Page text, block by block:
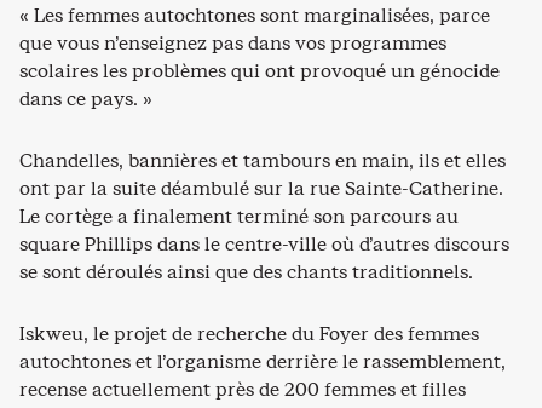
« Les femmes autochtones sont marginalisées, parce
que vous n’enseignez pas dans vos programmes
scolaires les problèmes qui ont provoqué un génocide
dans ce pays. »
Chandelles, bannières et tambours en main, ils et elles
ont par la suite déambulé sur la rue Sainte-Catherine.
Le cortège a finalement terminé son parcours au
square Phillips dans le centre-ville où d’autres discours
se sont déroulés ainsi que des chants traditionnels.
Iskweu, le projet de recherche du Foyer des femmes
autochtones et l’organisme derrière le rassemblement,
recense actuellement près de 200 femmes et filles